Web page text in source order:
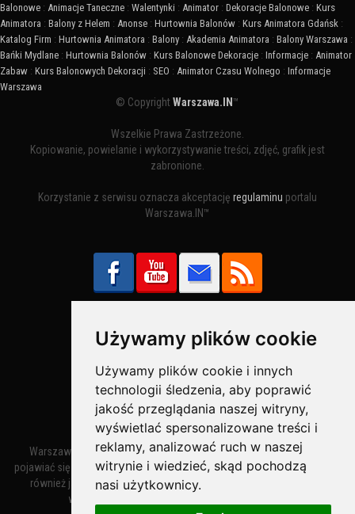
Używamy plików cookie
Używamy plików cookie i innych
technologii śledzenia, aby poprawić
jakość przeglądania naszej witryny,
wyświetlać spersonalizowane treści i
reklamy, analizować ruch w naszej
witrynie i wiedzieć, skąd pochodzą
nasi użytkownicy.
Balonowe : Animacje Taneczne : Walentynki : Animator : Dekoracje Balonowe : Kurs
Animatora : Balony z Helem : Anonse : Hurtownia Balonów : Kurs Animatora Gdańsk :
Katalog Firm : Hurtownia Animatora : Balony : Akademia Animatora : Balony Warszawa :
Bańki Mydlane : Hurtownia Balonów : Kurs Balonowe Dekoracje : Informacje : Animator
Zabaw : Kurs Balonowych Dekoracji : SEO : Animator Czasu Wolnego : Informacje
Warszawa
© CopyrightWarszawa.IN ™
Wszelkie Prawa Zastrzeżone.
Kopiowanie, powielanie i wykorzystywanie treści, zdjęć, grafik jest
zabronione.
Korzystanie z serwisu oznacza akceptację regulaminu portalu
Warszawa.IN™
Bezpieczne Płatności obsługuje:
Warszawa – miasto stołeczne Warszawa. Nazwa miasta zaczęła
pojawiać się w dokumentach w XIV wieku jako Warszewa, a od XV wieku
również jako Warszowa. Zmiana nazwy na Warszawa w XV wieku
wynikała z mazowieckiej wymowy dialektycznej.